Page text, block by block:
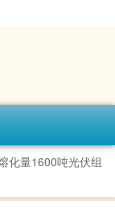
化量1600吨光伏组